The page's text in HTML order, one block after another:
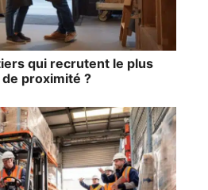
qui recrutent le plus
proximité ?